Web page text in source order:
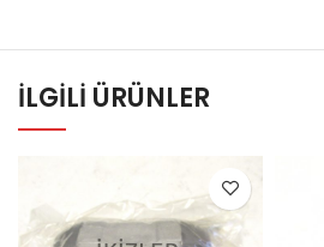
İLGILI ÜRÜNLER